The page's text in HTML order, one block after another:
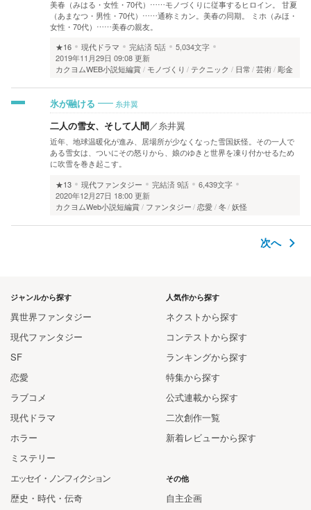
美春（みはる・女性・70代）……モノづくりに従事するヒロイン。 甘夏
（あまなつ・男性・70代）……通称ミカン。美春の同期。 ミホ（みほ・
女性・70代）……美春の親友。
★16
現代ドラマ 完結済5話
5,034文字
2019年11月29日 09:08 更新
カクヨムWEB小説短編賞
モノづくり テクニック 日常 芸術 彫金
氷が融ける 糸井翼
二人の雪女、そして人間／糸井翼
近年、地球温暖化が進み、居場所が少なくなった雪国妖怪。その一人で
ある雪女は、ついにその怒りから、娘のゆきと世界を凍り付かせるため
に吹雪を巻き起こす。
★13
現代ファンタジー 完結済9話
6,439文字
2020年12月27日 18:00 更新
カクヨムWeb小説短編賞
ファンタジー 恋愛 冬 妖怪
次へ
人気作から探す
ネクストから探す
コンテストから探す
ランキングから探す
特集から探す
公式連載から探す
二次創作一覧
新着レビューから探す
ジャンルから探す
異世界ファンタジー
現代ファンタジー
SF
恋愛
ラブコメ
現代ドラマ
ホラー
ミステリー
エッセイ・ノンフィクション
歴史・時代・伝奇
その他
自主企画